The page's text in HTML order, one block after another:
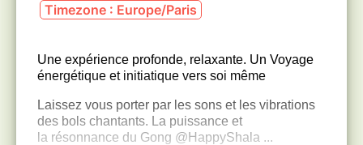
Timezone : Europe/Paris
Une expérience profonde, relaxante. Un Voyage
énergétique et initiatique vers soi même
Laissez vous porter par les sons et les vibrations
des bols chantants. La puissance et
la résonnance du Gong @HappyShala ...